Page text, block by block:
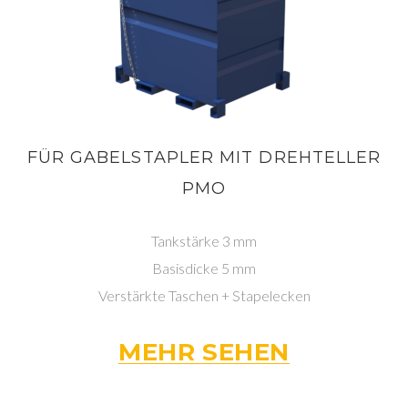
FÜR GABELSTAPLER MIT DREHTELLER
PMO
Tankstärke 3 mm
Basisdicke 5 mm
Verstärkte Taschen + Stapelecken
MEHR SEHEN